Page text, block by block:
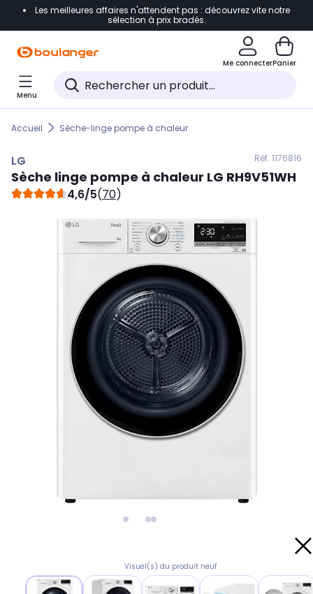
Accéder directement à la navigation
Accéder directement au pied de page
Accéder directement au chatbot
Les meilleures affaires n'attendent pas : découvrez vite notre
sélection à prix bradés.
Me connecterPanier
Menu
Accueil Sèche-linge pompe à chaleur
LG Réf. 1176816
Sèche linge pompe à chaleur LG RH9V51WH
4,6/5(70)
Visuel(s) du produit neuf